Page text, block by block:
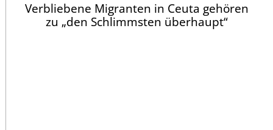
Verbliebene Migranten in Ceuta gehören
zu „den Schlimmsten überhaupt“